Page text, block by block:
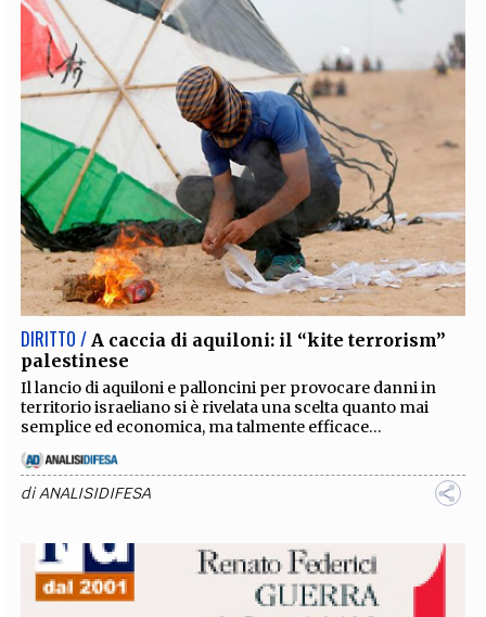
DIRITTO / A caccia di aquiloni: il “kite terrorism”
palestinese
Il lancio di aquiloni e palloncini per provocare danni in
territorio israeliano si è rivelata una scelta quanto mai
semplice ed economica, ma talmente efficace...
diANALISIDIFESA